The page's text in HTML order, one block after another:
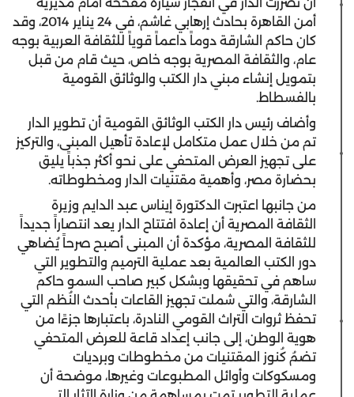
أمن القاهرة بحادث إرهابي غاشم، في 24 يناير 2014، وقد
كان حاكم الشارقة دوماً داعماً قوياً للثقافة العربية بوجه
عام، والثقافة المصرية بوجه خاص، حيث قام من قبل
بتمويل إنشاء مبني دار الكتب والوثائق القومية
بالفسطاط.
وأضاف رئيس دار الكتب الوثائق القومية أن تطوير الدار
تم من خلال عمل متكامل لإعادة تأهيل المبنى، والتركيز
على تجهيز العرض المتحفي على نحو أكثر جذباً يليق
بحضارة مصر، وأهمية مقتنيات الدار ومخطوطاته.
من جانبها اعتبرت الدكتورة إيناس عبد الدايم وزيرة
الثقافة المصرية أن إعادة افتتاح الدار يعد انتصاراً جديداً
للثقافة المصرية، مؤكدة أن المبنى أصبح صرحاً يُضاهي
دور الكتب العالمية بعد عملية الترميم والتطوير التي
ساهم في تحقيقها وبشكل كبير صاحب السمو حاكم
الشارقة، والتي شملت تجهيز القاعات بأحدث النُظم التي
تحفظ ثروات التراث القومي النادرة، باعتبارها جزءًا من
هوية الوطن، إلى جانب إعداد قاعة للعرض المتحفي
تضمُ كُنوز المقتنيات من مخطوطات وبرديات
ومسكوكات وأوائل المطبوعات‏ وغيرها، موضحة أن